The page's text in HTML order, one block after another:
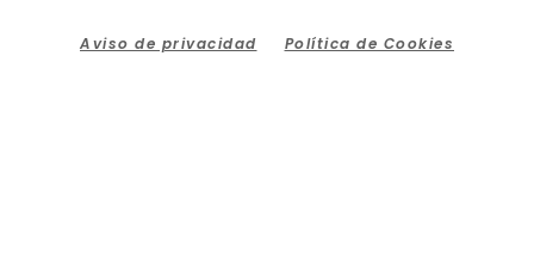
Aviso de privacidad Política de Cookies